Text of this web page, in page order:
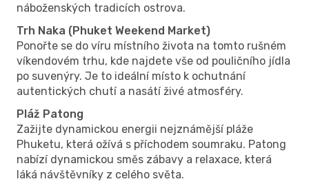
náboženských tradicích ostrova.
Trh Naka (Phuket Weekend Market)
Ponořte se do víru místního života na tomto rušném
víkendovém trhu, kde najdete vše od pouličního jídla
po suvenýry. Je to ideální místo k ochutnání
autentických chutí a nasátí živé atmosféry.
Pláž Patong
Zažijte dynamickou energii nejznámější pláže
Phuketu, která ožívá s příchodem soumraku. Patong
nabízí dynamickou směs zábavy a relaxace, která
láká návštěvníky z celého světa.